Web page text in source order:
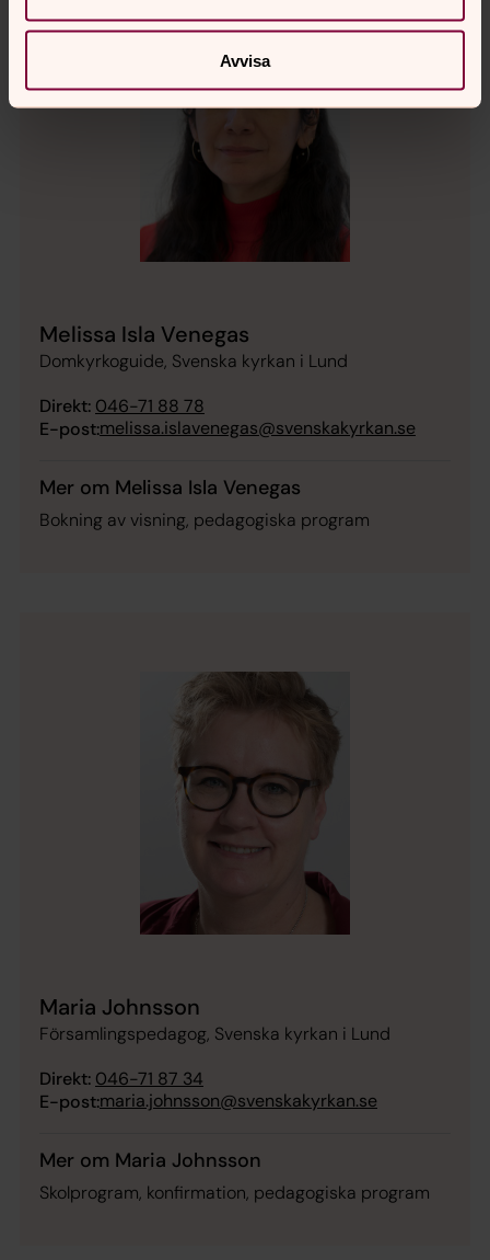
Avvisa
Melissa Isla Venegas
Domkyrkoguide, Svenska kyrkan i Lund
Direkt: 046-71 88 78
E-post:melissa.islavenegas@svenskakyrkan.se
Mer om Melissa Isla Venegas
Bokning av visning, pedagogiska program
Maria Johnsson
Församlingspedagog, Svenska kyrkan i Lund
Direkt: 046-71 87 34
E-post:maria.johnsson@svenskakyrkan.se
Mer om Maria Johnsson
Skolprogram, konfirmation, pedagogiska program